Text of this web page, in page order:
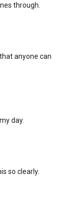
through.
anyone can
day.
so clearly.